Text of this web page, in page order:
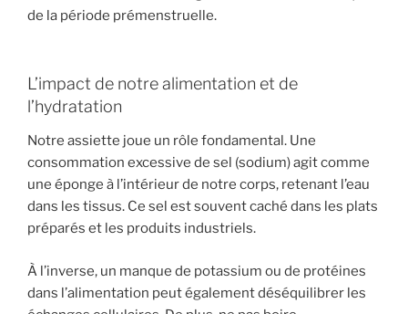
de la période prémenstruelle.
L’impact de notre alimentation et de
l’hydratation
Notre assiette joue un rôle fondamental. Une
consommation excessive de sel (sodium) agit comme
une éponge à l’intérieur de notre corps, retenant l’eau
dans les tissus. Ce sel est souvent caché dans les plats
préparés et les produits industriels.
À l’inverse, un manque de potassium ou de protéines
dans l’alimentation peut également déséquilibrer les